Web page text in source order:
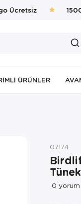
Ücretsiz
ÜRÜNLER
07174
0 yorum